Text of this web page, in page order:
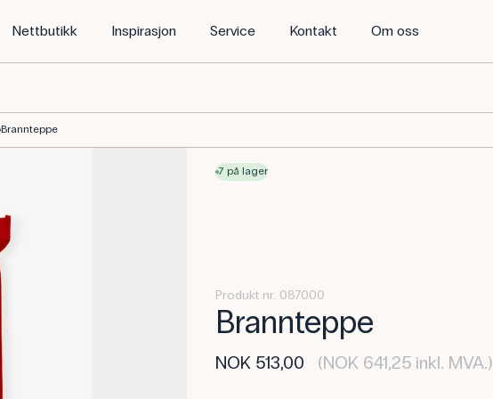
Nettbutikk Inspirasjon Service Kontakt Om oss
Brannteppe
7 på lager
Produkt nr. 087000
Brannteppe
NOK 513,00 (NOK 641,25 inkl. MVA.)